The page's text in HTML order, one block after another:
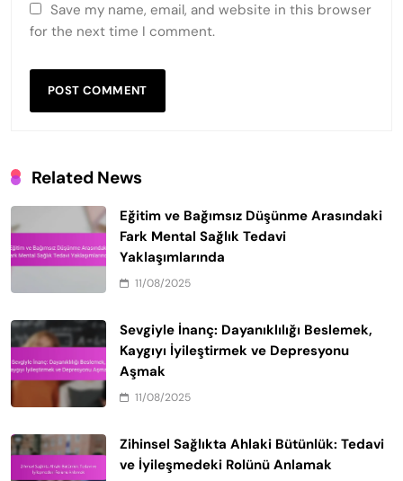
Save my name, email, and website in this browser
for the next time I comment.
Related News
Eğitim ve Bağımsız Düşünme Arasındaki
Fark Mental Sağlık Tedavi
Yaklaşımlarında
11/08/2025
Sevgiyle İnanç: Dayanıklılığı Beslemek,
Kaygıyı İyileştirmek ve Depresyonu
Aşmak
11/08/2025
Zihinsel Sağlıkta Ahlaki Bütünlük: Tedavi
ve İyileşmedeki Rolünü Anlamak